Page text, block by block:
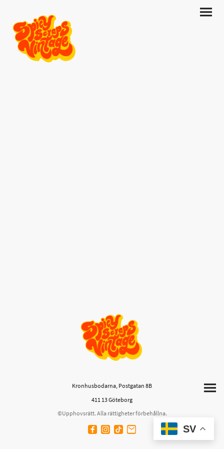
Kronhusbodarna, Postgatan 8B
411 13 Göteborg
©Upphovsrätt. Alla rättigheter förbehållna.
SV